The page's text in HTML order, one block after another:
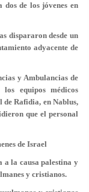
dos de los jóvenes en
dispararon desde un
adyacente de
y Ambulancias de
equipos médicos
Rafidia, en Nablus,
que el personal
de Israel
a la causa palestina y
y cristianos.